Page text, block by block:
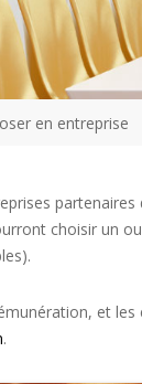
en entreprise
choisir un
et
.